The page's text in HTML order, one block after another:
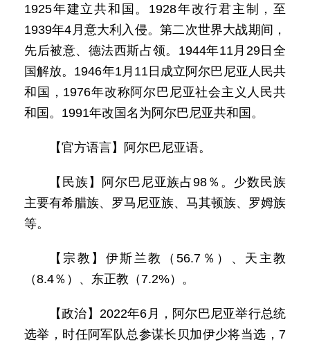
1925年建立共和国。1928年改行君主制，至
1939年4月意大利入侵。第二次世界大战期间，
先后被意、德法西斯占领。1944年11月29日全
国解放。1946年1月11日成立阿尔巴尼亚人民共
和国，1976年改称阿尔巴尼亚社会主义人民共
和国。1991年改国名为阿尔巴尼亚共和国。
【官方语言】阿尔巴尼亚语。
【民族】阿尔巴尼亚族占98％。少数民族
主要有希腊族、罗马尼亚族、马其顿族、罗姆族
等。
【宗教】伊斯兰教（56.7％）、天主教
（8.4％）、东正教（7.2%）。
【政治】2022年6月，阿尔巴尼亚举行总统
选举，时任阿军队总参谋长贝加伊少将当选，7